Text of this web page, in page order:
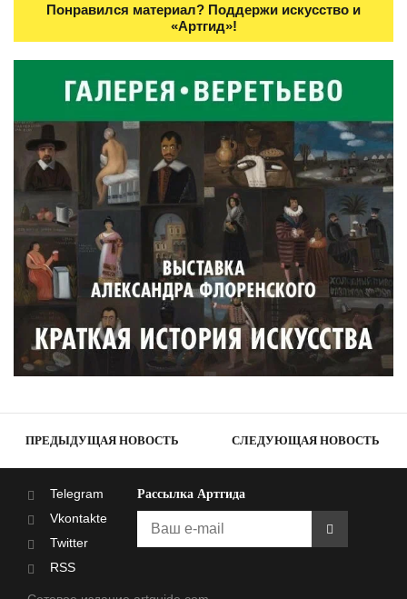
Понравился материал? Поддержи искусство и
«Артгид»!
ПРЕДЫДУЩАЯ НОВОСТЬ СЛЕДУЮЩАЯ НОВОСТЬ
Telegram
Vkontakte
Twitter
RSS
Рассылка Артгида